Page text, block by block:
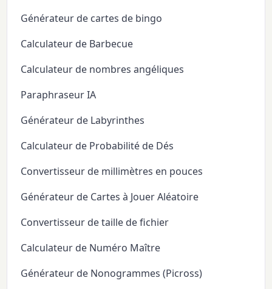
Générateur de cartes de bingo
Calculateur de Barbecue
Calculateur de nombres angéliques
Paraphraseur IA
Générateur de Labyrinthes
Calculateur de Probabilité de Dés
Convertisseur de millimètres en pouces
Générateur de Cartes à Jouer Aléatoire
Convertisseur de taille de fichier
Calculateur de Numéro Maître
Générateur de Nonogrammes (Picross)